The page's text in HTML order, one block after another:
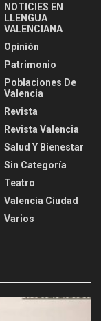
NOTICIES EN
LLENGUA
VALENCIANA
Opinión
Patrimonio
Poblaciones De
Valencia
Revista
Revista Valencia
Salud Y Bienestar
Sin Categoría
Teatro
Valencia Ciudad
Varios